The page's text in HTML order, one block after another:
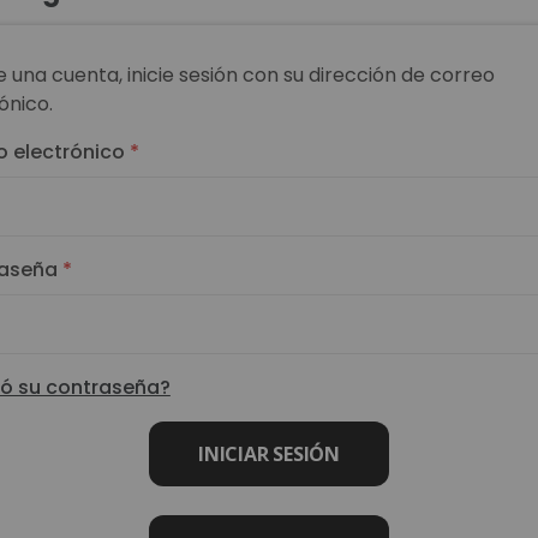
una cuenta, inicie sesión con su dirección de correo
electrónico
su contraseña?
INICIAR SESIÓN